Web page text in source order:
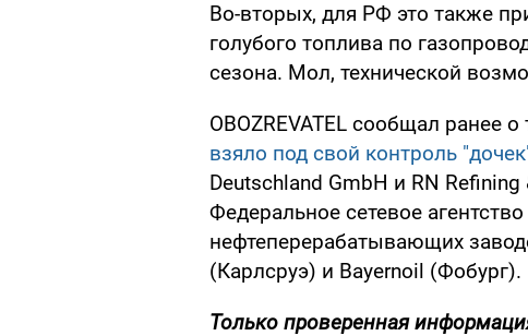
Во-вторых, для РФ это также
голубого топлива по
сезона. Мол, технической
OBOZREVATEL сообщал ранее
взяло под свой контроль
Deutschland GmbH и RN
Федеральное сетевое
нефтеперерабатывающих
(Карлсруэ) и Bayernoil (Фобург).
Только проверенная